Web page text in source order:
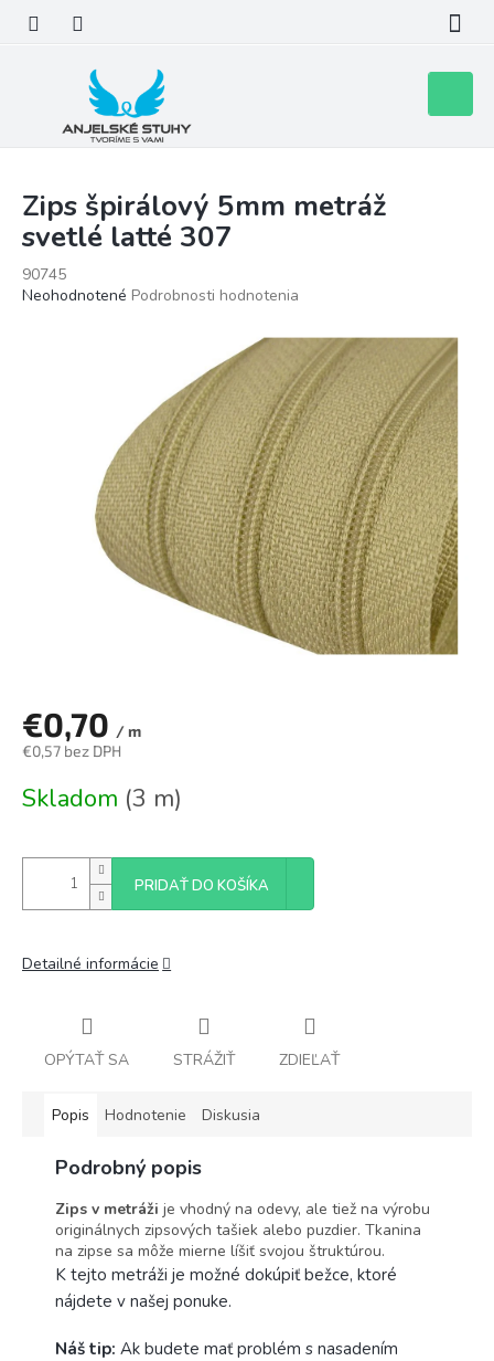
obsah
košík
Zips špirálový 5mm metráž
svetlé latté 307
90745
Priemerné
Neohodnotené Podrobnosti hodnotenia
€0,70 / m
€0,57 bez DPH
cena:
Skladom (3 m)
PRIDAŤ DO KOŠÍKA
Detailné informácie
OPÝTAŤ SA STRÁŽIŤ ZDIEĽAŤ
Popis Hodnotenie Diskusia
Podrobný popis
Zips v metráži je vhodný na odevy, ale tiež na výrobu
originálnych zipsových tašiek alebo puzdier. Tkanina
na zipse sa môže mierne líšiť svojou štruktúrou.
K tejto metráži je možné dokúpiť bežce, ktoré
nájdete v našej ponuke.
Náš tip: Ak budete mať problém s nasadením